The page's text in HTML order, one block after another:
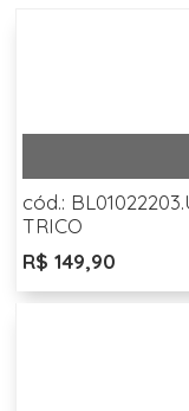
cód.:
TRICO
R$ 149,90